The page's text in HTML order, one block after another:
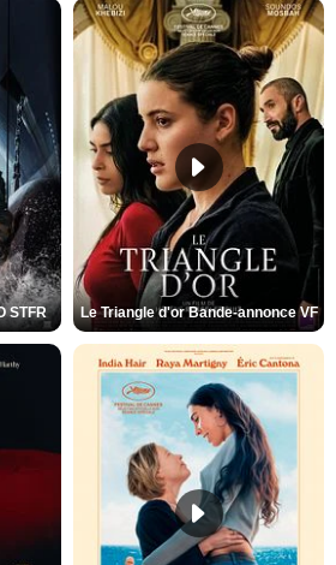
STFR Le Triangle d'or Bande-annonce VF